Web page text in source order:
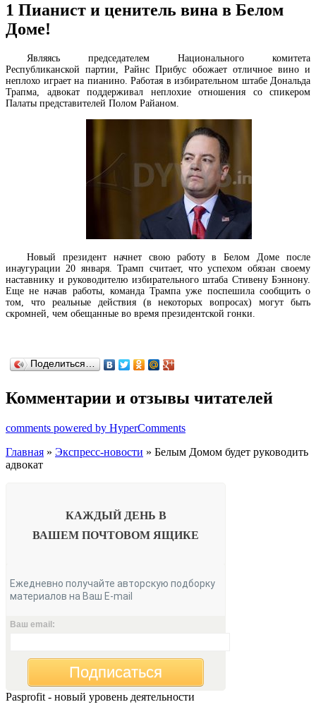
1 Пианист и ценитель вина в Белом
Доме!
Являясь председателем Национального комитета
Республиканской партии, Райнс Прибус обожает отличное вино и
неплохо играет на пианино. Работая в избирательном штабе Дональда
Трапма, адвокат поддерживал неплохие отношения со спикером
Палаты представителей Полом Райаном.
Новый президент начнет свою работу в Белом Доме после
инаугурации 20 января. Трамп считает, что успехом обязан своему
наставнику и руководителю избирательного штаба Стивену Бэннону.
Еще не начав работы, команда Трампа уже поспешила сообщить о
том, что реальные действия (в некоторых вопросах) могут быть
скромней, чем обещанные во время президентской гонки.
Поделиться…
Комментарии и отзывы читателей
comments powered by HyperComments
Главная » Экспресс-новости » Белым Домом будет руководить
адвокат
КАЖДЫЙ ДЕНЬ В
ВАШЕМ ПОЧТОВОМ ЯЩИКЕ
Ежедневно получайте авторскую подборку
материалов на Ваш E-mail
Ваш email:
Подписаться
Pasprofit - новый уровень деятельности